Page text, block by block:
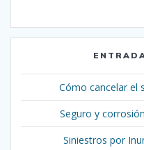
Cómo cancelar el
Seguro y
Siniestros por